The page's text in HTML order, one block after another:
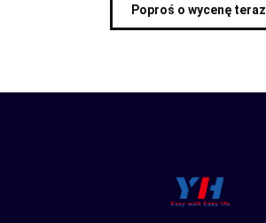
Poproś o wycenę teraz